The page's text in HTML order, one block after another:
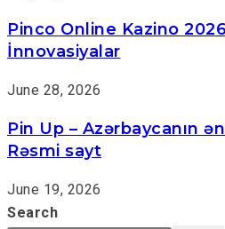
Pinco Online Kazino
İnnovasiyalar
June 28, 2026
Pin Up – Azərbaycanın
Rəsmi sayt
June 19, 2026
Search